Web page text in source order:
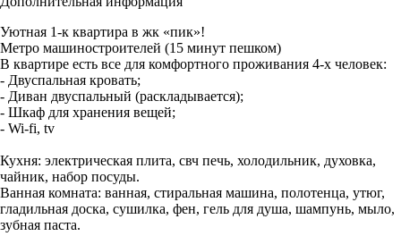
Уютная 1-к квартира в жк «пик»!
Метро машиностроителей (15 минут пешком)
В квартире есть все для комфортного проживания 4-х человек:
- Двуспальная кровать;
- Диван двуспальный (раскладывается);
- Шкаф для хранения вещей;
- Wi-fi, tv
Кухня: электрическая плита, свч печь, холодильник, духовка,
чайник, набор посуды.
Ванная комната: ванная, стиральная машина, полотенца, утюг,
гладильная доска, сушилка, фен, гель для душа, шампунь, мыло,
зубная паста.